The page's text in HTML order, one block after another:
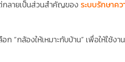
กลายเป็นส่วนสำคัญของ ระบบรักษาค
“กล้องให้เหมาะกับบ้าน” เพื่อให้ใช้งา